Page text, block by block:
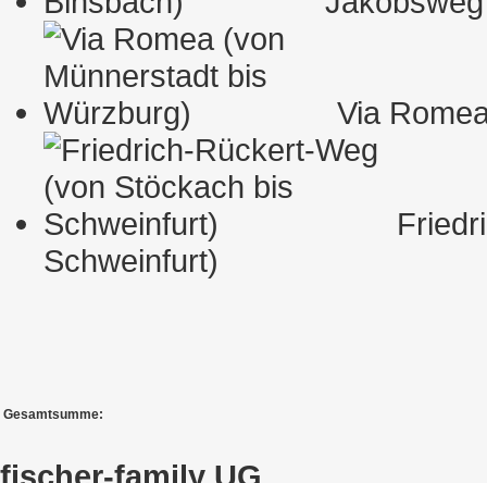
Via
Schweinfurt)
Gesamtsumme:
fischer-family UG